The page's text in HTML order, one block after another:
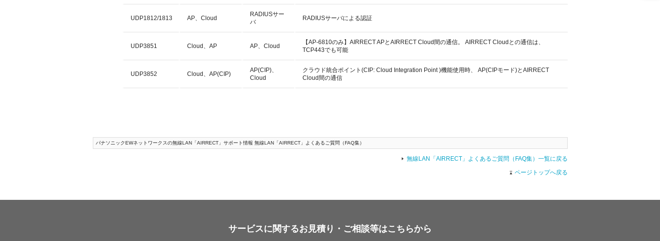
UDP1812/1813 AP、Cloud
RADIUSサー
バ
RADIUSサーバによる認証
UDP3851 Cloud、AP AP、Cloud
【AP-6810のみ】AIRRECT APとAIRRECT Cloud間の通信。 AIRRECT Cloudとの通信は、
TCP443でも可能
UDP3852 Cloud、AP(CIP)
AP(CIP)、
Cloud
クラウド統合ポイント(CIP: Cloud Integration Point )機能使用時、 AP(CIPモード)とAIRRECT
Cloud間の通信
パナソニックEWネットワークスの無線LAN「AIRRECT」サポート情報 無線LAN「AIRRECT」よくあるご質問（FAQ集）
無線LAN「AIRRECT」よくあるご質問（FAQ集）一覧に戻る
ページトップへ戻る
サービスに関するお見積り・ご相談等はこちらから